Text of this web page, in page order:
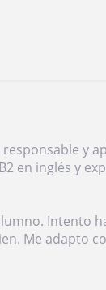
y
en inglés y
Intento
Me adapto